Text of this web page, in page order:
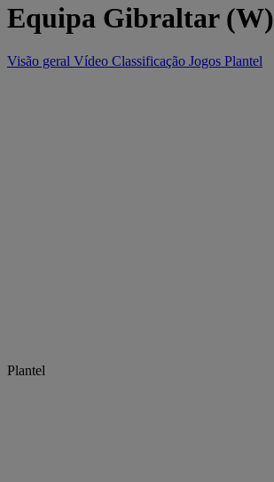
Equipa Gibraltar (W)
Visão geral Vídeo Classificação Jogos Plantel
Plantel